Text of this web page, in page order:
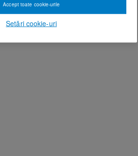
Setări cookie-uri
Accept toate cookie-urile